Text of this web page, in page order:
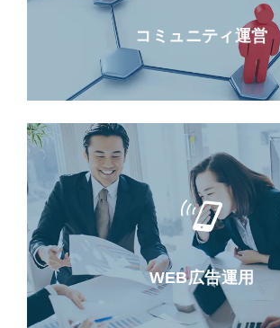
コミュニティ運営
WEB広告運用